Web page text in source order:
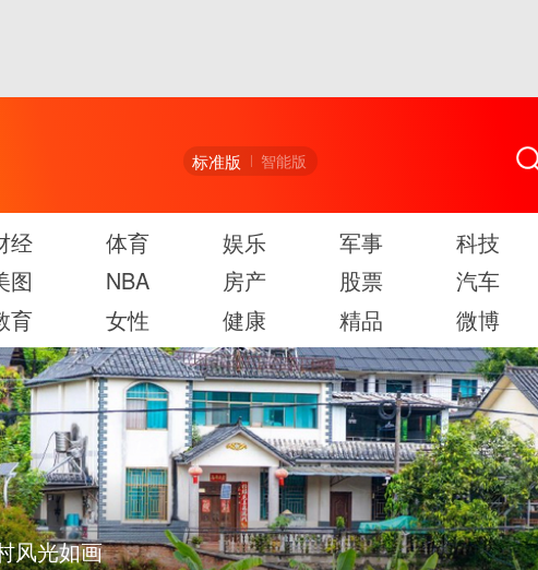
标准版 智能版
经 体育 娱乐 军事 科技
图
NBA 房产 股票 汽车
育
女性 健康 精品 微博
长丰：葡萄丰收采摘忙